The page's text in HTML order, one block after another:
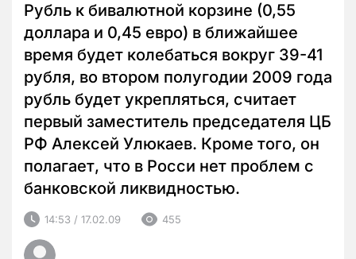
Рубль к бивалютной корзине (0,55
доллара и 0,45 евро) в ближайшее
время будет колебаться вокруг 39-41
рубля, во втором полугодии 2009 года
рубль будет укрепляться, считает
первый заместитель председателя ЦБ
РФ Алексей Улюкаев. Кроме того, он
полагает, что в Росси нет проблем с
банковской ликвидностью.
14:53 / 17.02.09 455